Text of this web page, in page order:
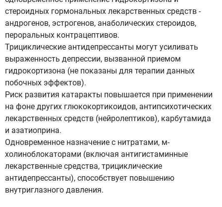
стероидных гормональных лекарственных средств -
андрогенов, эстрогенов, анаболических стероидов,
пероральных контрацептивов.
Трициклические антидепрессанты могут усиливать
выраженность депрессии, вызванной приемом
гидрокортизона (не показаны для терапии данных
побочных эффектов).
Риск развития катаракты повышается при применении
на фоне других глюкокортикоидов, антипсихотических
лекарственных средств (нейролептиков), карбутамида
и азатиоприна.
Одновременное назначение с нитратами, м-
холиноблокаторами (включая антигистаминные
лекарственные средства, трициклические
антидепрессанты), способствует повышению
внутриглазного давления.